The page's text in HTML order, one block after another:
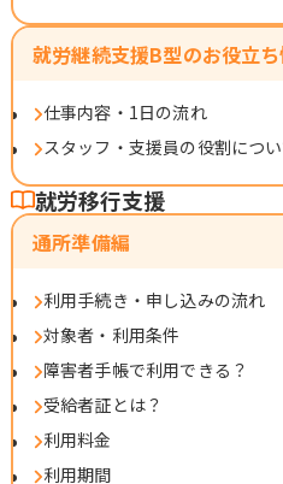
就労継続支援B型のお役立
仕事内容・1日の流れ
スタッフ・支援員の役割につ
就労移行支援
通所準備編
利用手続き・申し込みの流れ
対象者・利用条件
障害者手帳で利用できる？
受給者証とは？
利用料金
利用期間